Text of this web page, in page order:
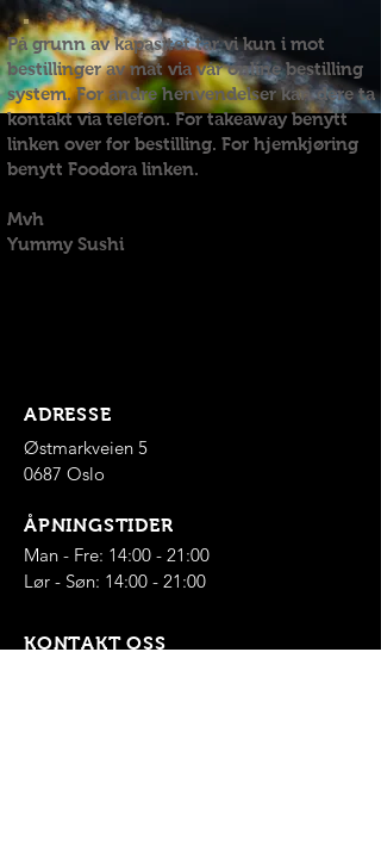
På grunn av kapasitet tar vi kun i mot
bestillinger av mat via vår online bestilling
system. For andre henvendelser kan dere ta
kontakt via telefon. For takeaway benytt
linken over for bestilling. For hjemkjøring
benytt Foodora linken.
Mvh
Yummy Sushi
ADRESSE
Østmarkveien 5
0687 Oslo
ÅPNINGSTIDER
Man - Fre: 14:00 - 21:00
​Lør - Søn: 14:00 - 21:00
KONTAKT OSS